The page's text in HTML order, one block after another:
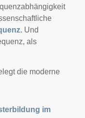
Und
als
die moderne
im